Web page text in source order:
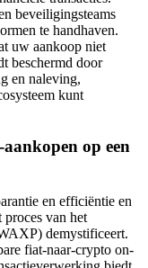
beveiligingsteams
te handhaven.
uw aankoop niet
beschermd door
en naleving,
kunt
op een
en efficiëntie en
proces van het
demystificeert.
fiat-naar-crypto on-